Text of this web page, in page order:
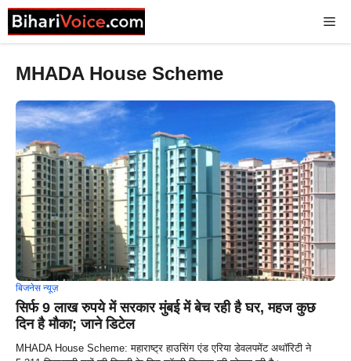
Skip
to
content
MHADA House Scheme
बिजनेस न्यूज़
सिर्फ 9 लाख रुपये में सरकार मुंबई में बेच रही है घर, महज कुछ
दिन है मौका; जाने डिटेल
MHADA House Scheme: महाराष्ट्र हाउसिंग एंड एरिया डेवलपमेंट अथॉरिटी ने